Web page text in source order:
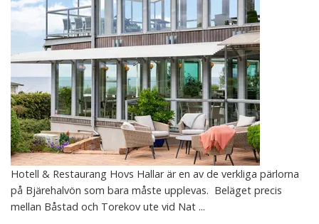
Hotell & Restaurang Hovs Hallar är en av de verkliga pärlorna
på Bjärehalvön som bara måste upplevas. Beläget precis
mellan Båstad och Torekov ute vid Nat ...